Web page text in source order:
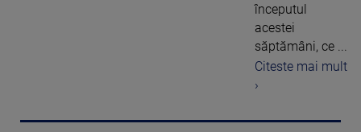
începutul
acestei
săptămâni, ce ...
Citeste mai mult
›